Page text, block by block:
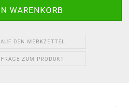
AUF DEN MERKZETTEL
FRAGE ZUM PRODUKT